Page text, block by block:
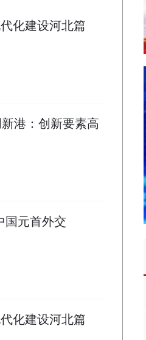
化建设河北篇
新港：创新要素高
国元首外交
化建设河北篇